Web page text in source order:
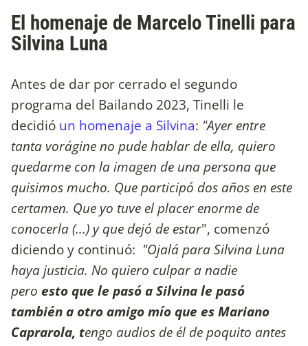
El homenaje de Marcelo Tinelli para
Silvina Luna
Antes de dar por cerrado el segundo
programa del Bailando 2023, Tinelli le
decidió un homenaje a Silvina: "Ayer entre
tanta vorágine no pude hablar de ella, quiero
quedarme con la imagen de una persona que
quisimos mucho. Que participó dos años en este
certamen. Que yo tuve el placer enorme de
conocerla (...) y que dejó de estar", comenzó
diciendo y continuó: "Ojalá para Silvina Luna
haya justicia. No quiero culpar a nadie
pero esto que le pasó a Silvina le pasó
también a otro amigo mío que es Mariano
Caprarola, tengo audios de él de poquito antes